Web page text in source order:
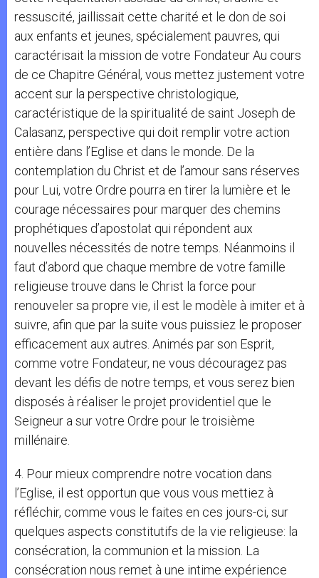
ressuscité, jaillissait cette charité et le don de soi
aux enfants et jeunes, spécialement pauvres, qui
caractérisait la mission de votre Fondateur Au cours
de ce Chapitre Général, vous mettez justement votre
accent sur la perspective christologique,
caractéristique de la spiritualité de saint Joseph de
Calasanz, perspective qui doit remplir votre action
entière dans l’Eglise et dans le monde. De la
contemplation du Christ et de l’amour sans réserves
pour Lui, votre Ordre pourra en tirer la lumière et le
courage nécessaires pour marquer des chemins
prophétiques d’apostolat qui répondent aux
nouvelles nécessités de notre temps. Néanmoins il
faut d’abord que chaque membre de votre famille
religieuse trouve dans le Christ la force pour
renouveler sa propre vie, il est le modèle à imiter et à
suivre, afin que par la suite vous puissiez le proposer
efficacement aux autres. Animés par son Esprit,
comme votre Fondateur, ne vous découragez pas
devant les défis de notre temps, et vous serez bien
disposés à réaliser le projet providentiel que le
Seigneur a sur votre Ordre pour le troisième
millénaire.
4. Pour mieux comprendre notre vocation dans
l’Eglise, il est opportun que vous vous mettiez à
réfléchir, comme vous le faites en ces jours-ci, sur
quelques aspects constitutifs de la vie religieuse: la
consécration, la communion et la mission. La
consécration nous remet à une intime expérience